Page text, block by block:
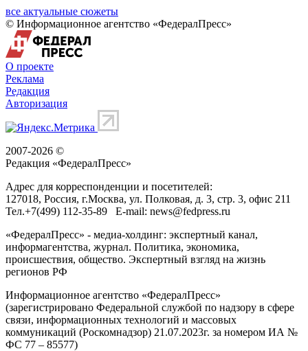
все актуальные сюжеты
© Информационное агентство «ФедералПресс»
О проекте
Реклама
Редакция
Авторизация
2007-2026 ©
Редакция «ФедералПресс»
Адрес для корреспонденции и посетителей:
127018, Россия, г.Москва, ул. Полковая, д. 3, стр. 3, офис 211
Тел.+7(499) 112-35-89 E-mail: news@fedpress.ru
«ФедералПресс» - медиа-холдинг: экспертный канал,
информагентства, журнал. Политика, экономика,
происшествия, общество. Экспертный взгляд на жизнь
регионов РФ
Информационное агентство «ФедералПресс»
(зарегистрировано Федеральной службой по надзору в сфере
связи, информационных технологий и массовых
коммуникаций (Роскомнадзор) 21.07.2023г. за номером ИА №
ФС 77 – 85577)